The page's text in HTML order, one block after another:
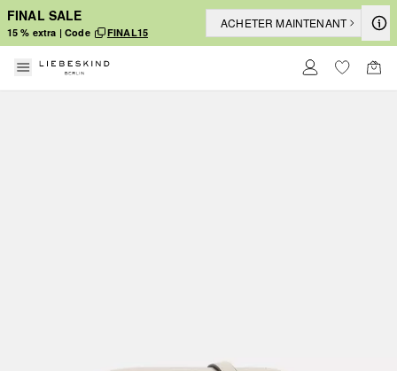
FINAL SALE
15 % extra | Code FINAL15
ACHETER MAINTENANT